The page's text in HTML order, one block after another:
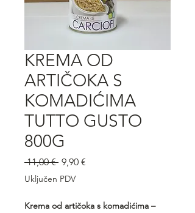
KREMA OD
ARTIČOKA S
KOMADIĆIMA
TUTTO GUSTO
800G
11,00 € Redovna
cijena
9,90 €
Uključen PDV
Krema od artičoka s komadićima –